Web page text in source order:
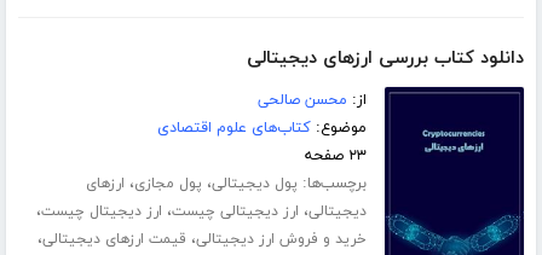
دانلود کتاب بررسی ارزهای دیجیتالی
از: محسن صالحی
موضوع:کتاب‌های علوم اقتصادی
۲۳ صفحه
برچسب‌ها: پول دیجیتالی، پول مجازی، ارزهای
دیجیتالی، ارز دیجیتالی چیست، ارز دیجیتال چیست،
خرید و فروش ارز دیجیتالی، قیمت ارزهای دیجیتالی،